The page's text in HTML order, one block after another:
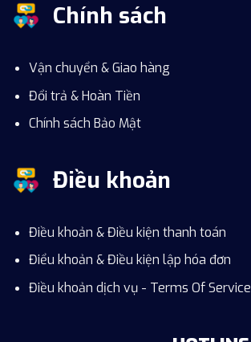
Chính sách
Vận chuyển & Giao hàng
Đổi trả & Hoàn Tiền
Chính sách Bảo Mật
Điều khoản
Điều khoản & Điều kiện thanh toán
Điểu khoản & Điều kiện lập hóa đơn
Điều khoản dịch vụ - Terms Of Service